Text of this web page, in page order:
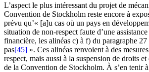
L’aspect le plus intéressant du projet de
Convention de Stockholm reste encore à
prévu qu’« [a]u cas où un pays en
situation de non-respect faute d’une
financière, les alinéas c) à f) du paragraphe 27
pas[45] ». Ces alinéas renvoient à des
respect, mais aussi à la suspension de droits
de la Convention de Stockholm. À s’en tenir